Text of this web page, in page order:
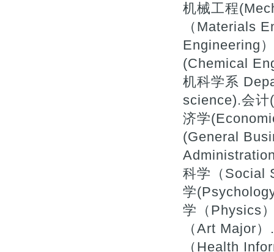
机械工程
（Materials
Engineering
(Chemical
机科学系
science).会
济学
(General
科学（Social
学
学（Physics
（Art Major
（Health